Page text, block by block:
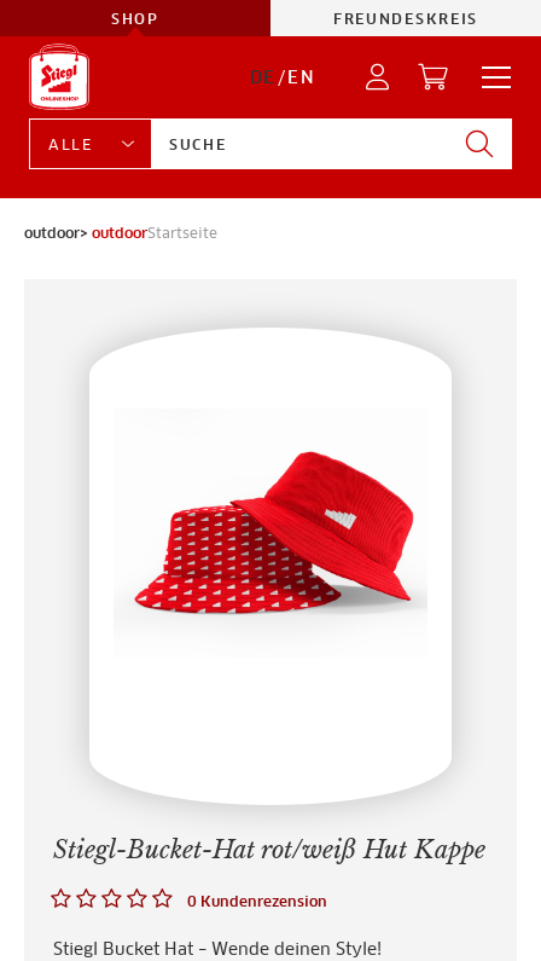
SHOP FREUNDESKREIS
DE/EN
outdoor> outdoorStartseite
Stiegl-Bucket-Hat rot/weiß Hut Kappe
0 Kundenrezension
Stiegl Bucket Hat – Wende deinen Style!